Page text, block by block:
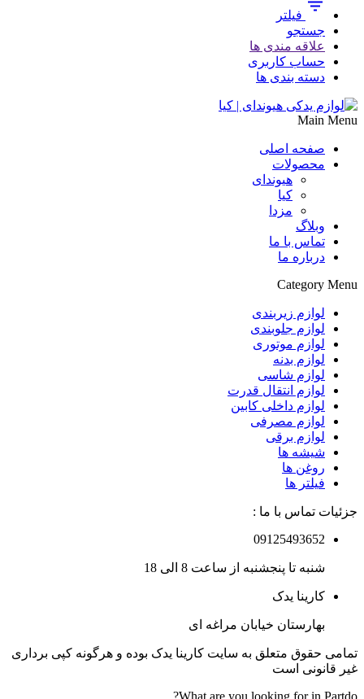
فیلتر
جستجو
علاقه مندی ها
حساب کاربری
دسته بندی ها
Main Menu
صفحه اصلی
محصولات
هیوندای
کیا
مزدا
وبلاگ
تماس با ما
درباره ما
Category Menu
لوازم زیربندی
لوازم جلوبندی
لوازم موتوری
لوازم بدنه
لوازم شاسی
لوازم انتقال قدرت
لوازم داخلی کابین
لوازم مصرفی
لوازم برقی
شیشه ها
روغن ها
فیلتر ها
جزئیات تماس با ما :
09125493652
شنبه تا پنجشنبه از ساعت 8 الی 18
کارینا یدک
بهارستان خیابان مراغه ای
تمامی حقوق متعلق به سایت کارینا یدک بوده و هرگونه کپی برداری
غیر قانونی است
What are you looking for in Partdo?